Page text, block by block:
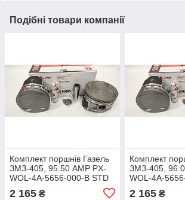
Подібні товари компанії
Комплект поршнів Газель
ЗМЗ-405, 95.50 AMP PX-
WOL-4A-5656-000-B STD
2 165 ₴
Комплект
ЗМЗ-405,
WOL-4A-
Ремонт 1
2 165₴